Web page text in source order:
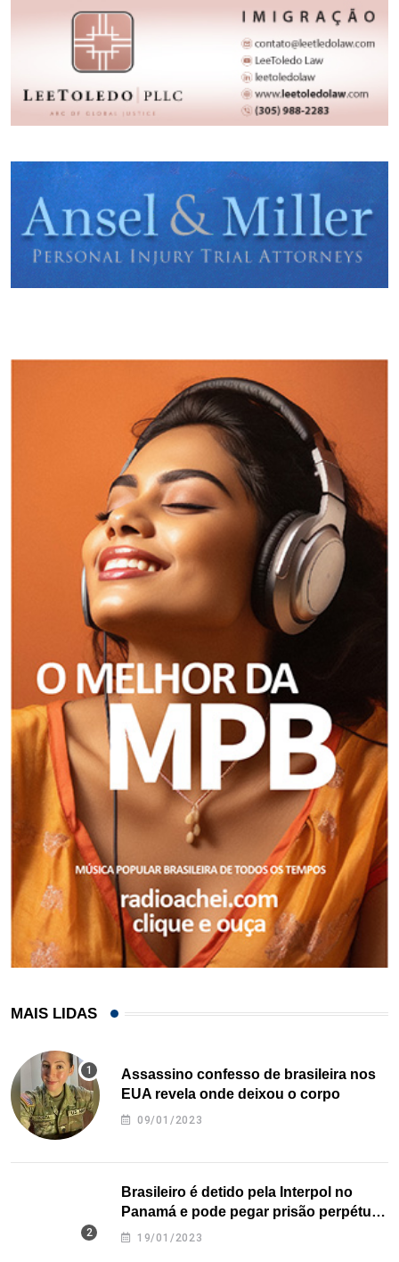
MAIS LIDAS
Assassino confesso de brasileira nos
EUA revela onde deixou o corpo
09/01/2023
Brasileiro é detido pela Interpol no
Panamá e pode pegar prisão perpétua
nos EUA
19/01/2023